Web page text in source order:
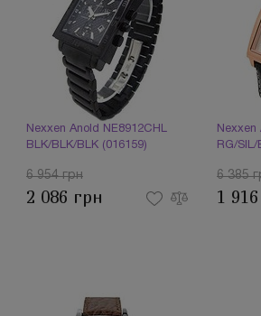
Nexxen Anold NE8912CHL
BLK/BLK/BLK (016159)
6 954 грн
2 086 грн
Nexxen
RG/SIL/
6 385
1